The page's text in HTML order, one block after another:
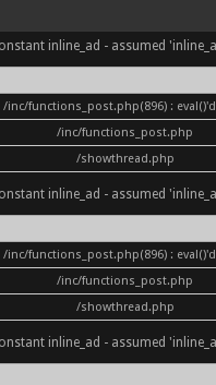
inline_ad - assumed
/inc/functions_post.php(896) :
/inc/functions_post.php
/showthread.php
inline_ad - assumed
/inc/functions_post.php(896) :
/inc/functions_post.php
/showthread.php
inline_ad - assumed